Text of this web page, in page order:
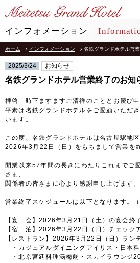
TOP トップ
STAY 宿泊
RESTAURANT レス
インフォメーション
アクセス
よくあるご質問
お問合せ
お取引様用通報窓口
採用情報
ソーシャル
会社概要
FOLLOW US
インフォメーション
ホーム インフォメーション 名鉄グランドホテル営
2025/3/24 お知らせ
名鉄グランドホテル営業終了のお知
拝啓 時下ますますご清祥のこととお慶び
平素は名鉄グランドホテルをご愛顧いただ
います。
この度、名鉄グランドホテルは名古屋駅地
2026年3月22日（日）をもちまして営業を
開業以来57年間の長きにわたりこれまでご
さま、
関係者の皆さまに心より感謝申し上げます。
営業終了スケジュールは以下となります。（
【宴 会】2026年3月21日（土）の宴会終
【宿 泊】2026年3月22日（日）チェック
【レストラン】2026年3月22日（日）ラン
・カジュアルダイニングアイリス・日本
・北京宮廷料理涵梅舫・スカイラウンジ